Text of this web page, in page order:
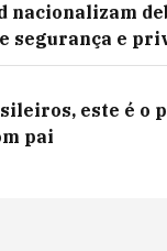
nacionalizam
segurança e
este é o
pai